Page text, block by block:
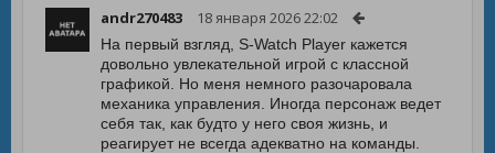
andr270483 18 января 2026 22:02
На первый взгляд, S-Watch Player кажется
довольно увлекательной игрой с классной
графикой. Но меня немного разочаровала
механика управления. Иногда персонаж ведет
себя так, как будто у него своя жизнь, и
реагирует не всегда адекватно на команды.